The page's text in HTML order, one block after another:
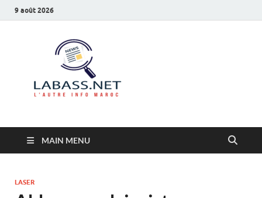
9 août 2026
MAIN MENU
LASER